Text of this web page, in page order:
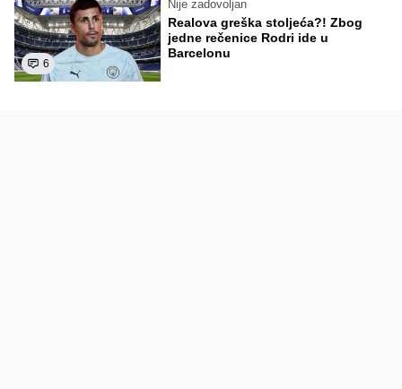
6
Nije zadovoljan
Realova greška stoljeća?! Zbog
jedne rečenice Rodri ide u
Barcelonu